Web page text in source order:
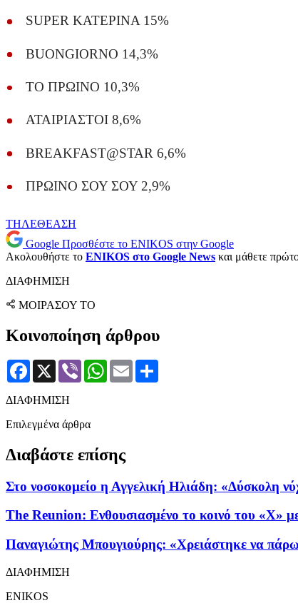
SUPER ΚΑΤΕΡΙΝΑ 15%
BUONGIORNO 14,3%
ΤΟ ΠΡΩΙΝΟ 10,3%
ΑΤΑΙΡΙΑΣΤΟΙ 8,6%
BREAKFAST@STAR 6,6%
ΠΡΩΙΝΟ ΣΟΥ ΣΟΥ 2,9%
ΤΗΛΕΘΕΑΣΗ
Google Προσθέστε το ENIKOS στην Google
Ακολουθήστε το ENIKOS στο Google News και μάθετε
ΔΙΑΦΗΜΙΣΗ
ΜΟΙΡΑΣΟΥ ΤΟ
Κοινοποίηση άρθρου
Facebook
X Viber WhatsApp
Email
ΔΙΑΦΗΜΙΣΗ
Επιλεγμένα άρθρα
Διαβάστε επίσης
Στο νοσοκομείο η Αγγελική Ηλιάδη: «Δύσκολη
The Reunion: Ενθουσιασμένο το κοινό του «X»
Παναγιώτης Μπουγιούρης: «Χρειάστηκε να
ΔΙΑΦΗΜΙΣΗ
ENIKOS